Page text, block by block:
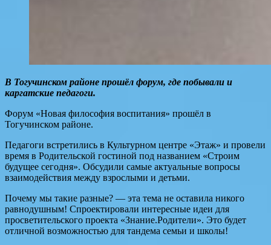
В Тогучинском районе прошёл форум, где побывали и
каргатские педагоги.
Форум «Новая философия воспитания» прошёл в
Тогучинском районе.
Педагоги встретились в Культурном центре «Этаж» и провели
время в Родительской гостиной под названием «Строим
будущее сегодня». Обсудили самые актуальные вопросы
взаимодействия между взрослыми и детьми.
Почему мы такие разные? — эта тема не оставила никого
равнодушным! Спроектировали интересные идеи для
просветительского проекта «Знание.Родители». Это будет
отличной возможностью для тандема семьи и школы!